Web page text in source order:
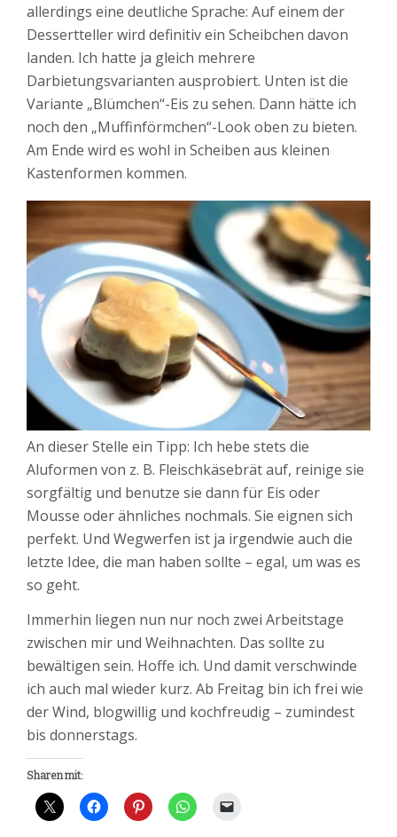
allerdings eine deutliche Sprache: Auf einem der
Dessertteller wird definitiv ein Scheibchen davon
landen. Ich hatte ja gleich mehrere
Darbietungsvarianten ausprobiert. Unten ist die
Variante „Blümchen“-Eis zu sehen. Dann hätte ich
noch den „Muffinförmchen“-Look oben zu bieten.
Am Ende wird es wohl in Scheiben aus kleinen
Kastenformen kommen.
An dieser Stelle ein Tipp: Ich hebe stets die
Aluformen von z. B. Fleischkäsebrät auf, reinige sie
sorgfältig und benutze sie dann für Eis oder
Mousse oder ähnliches nochmals. Sie eignen sich
perfekt. Und Wegwerfen ist ja irgendwie auch die
letzte Idee, die man haben sollte – egal, um was es
so geht.
Immerhin liegen nun nur noch zwei Arbeitstage
zwischen mir und Weihnachten. Das sollte zu
bewältigen sein. Hoffe ich. Und damit verschwinde
ich auch mal wieder kurz. Ab Freitag bin ich frei wie
der Wind, blogwillig und kochfreudig – zumindest
bis donnerstags.
Sharen mit: